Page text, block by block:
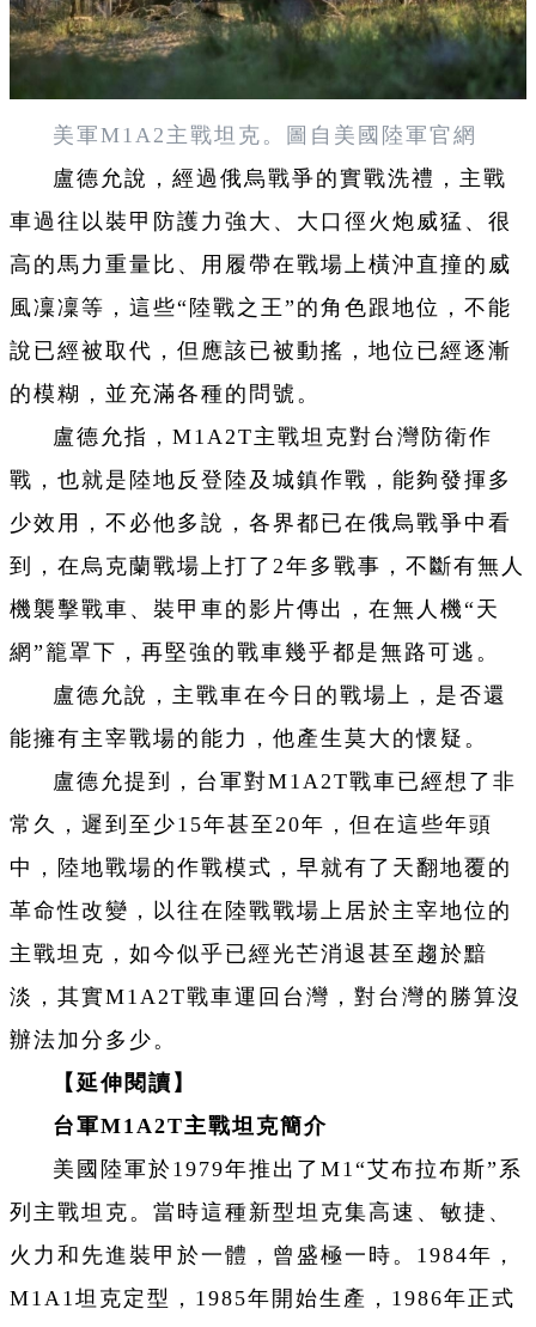
美軍M1A2主戰坦克。圖自美國陸軍官網
盧德允說，經過俄烏戰爭的實戰洗禮，主戰
車過往以裝甲防護力強大、大口徑火炮威猛、很
高的馬力重量比、用履帶在戰場上橫沖直撞的威
風凜凜等，這些“陸戰之王”的角色跟地位，不能
說已經被取代，但應該已被動搖，地位已經逐漸
的模糊，並充滿各種的問號。
盧德允指，M1A2T主戰坦克對台灣防衛作
戰，也就是陸地反登陸及城鎮作戰，能夠發揮多
少效用，不必他多說，各界都已在俄烏戰爭中看
到，在烏克蘭戰場上打了2年多戰事，不斷有無人
機襲擊戰車、裝甲車的影片傳出，在無人機“天
網”籠罩下，再堅強的戰車幾乎都是無路可逃。
盧德允說，主戰車在今日的戰場上，是否還
能擁有主宰戰場的能力，他產生莫大的懷疑。
盧德允提到，台軍對M1A2T戰車已經想了非
常久，遲到至少15年甚至20年，但在這些年頭
中，陸地戰場的作戰模式，早就有了天翻地覆的
革命性改變，以往在陸戰戰場上居於主宰地位的
主戰坦克，如今似乎已經光芒消退甚至趨於黯
淡，其實M1A2T戰車運回台灣，對台灣的勝算沒
辦法加分多少。
【延伸閱讀】
台軍M1A2T主戰坦克簡介
美國陸軍於1979年推出了M1“艾布拉布斯”系
列主戰坦克。當時這種新型坦克集高速、敏捷、
火力和先進裝甲於一體，曾盛極一時。1984年，
M1A1坦克定型，1985年開始生產，1986年正式